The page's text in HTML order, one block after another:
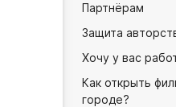
Партнёрам
Защита
Хочу у вас
Как открыть
городе?